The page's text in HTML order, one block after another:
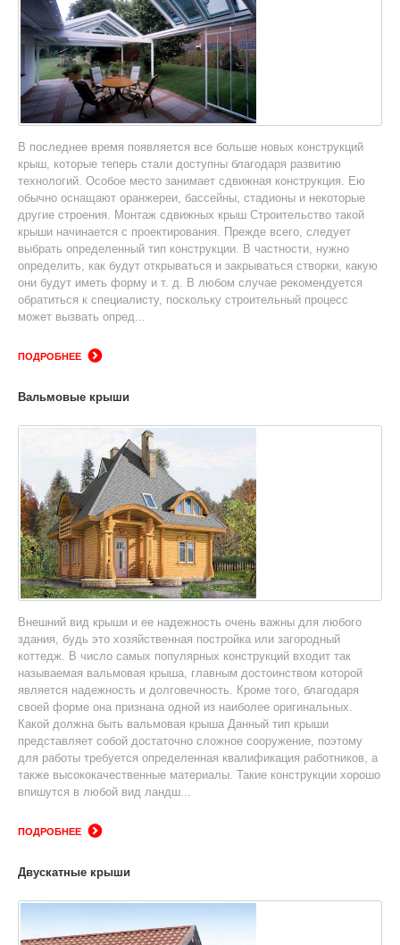
В последнее время появляется все больше новых конструкций
крыш, которые теперь стали доступны благодаря развитию
технологий. Особое место занимает сдвижная конструкция. Ею
обычно оснащают оранжереи, бассейны, стадионы и некоторые
другие строения. Монтаж сдвижных крыш Строительство такой
крыши начинается с проектирования. Прежде всего, следует
выбрать определенный тип конструкции. В частности, нужно
определить, как будут открываться и закрываться створки, какую
они будут иметь форму и т. д. В любом случае рекомендуется
обратиться к специалисту, поскольку строительный процесс
может вызвать опред...
ПОДРОБНЕЕ
Вальмовые крыши
Внешний вид крыши и ее надежность очень важны для любого
здания, будь это хозяйственная постройка или загородный
коттедж. В число самых популярных конструкций входит так
называемая вальмовая крыша, главным достоинством которой
является надежность и долговечность. Кроме того, благодаря
своей форме она признана одной из наиболее оригинальных.
Какой должна быть вальмовая крыша Данный тип крыши
представляет собой достаточно сложное сооружение, поэтому
для работы требуется определенная квалификация работников, а
также высококачественные материалы. Такие конструкции хорошо
впишутся в любой вид ландш...
ПОДРОБНЕЕ
Двускатные крыши